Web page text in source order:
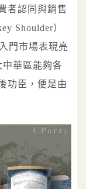
者認同與銷售
Shoulder）
門市場表現亮
華區能夠各
功臣，便是由